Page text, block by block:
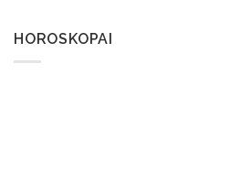
HOROSKOPAI